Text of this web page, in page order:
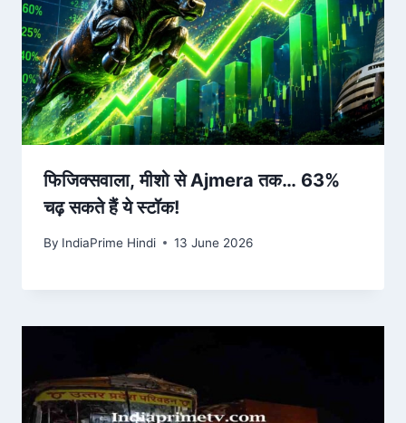
फिजिक्‍सवाला, मीशो से Ajmera तक… 63%
चढ़ सकते हैं ये स्‍टॉक!
By IndiaPrime Hindi 13 June 2026